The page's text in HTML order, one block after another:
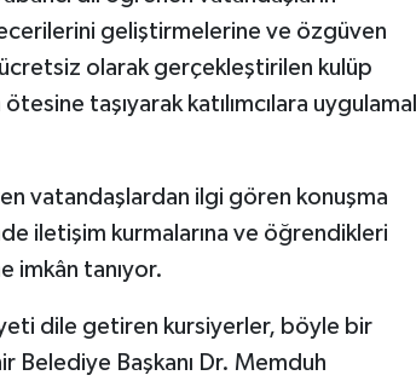
geliştirmelerine ve özgüven
ücretsiz olarak gerçekleştirilen kulüp
taşıyarak katılımcılara
vatandaşlardan ilgi gören konuşma
iletişim kurmalarına ve öğrendikleri
imkân tanıyor.
dile getiren kursiyerler, böyle bir
Belediye Başkanı Dr. Memduh